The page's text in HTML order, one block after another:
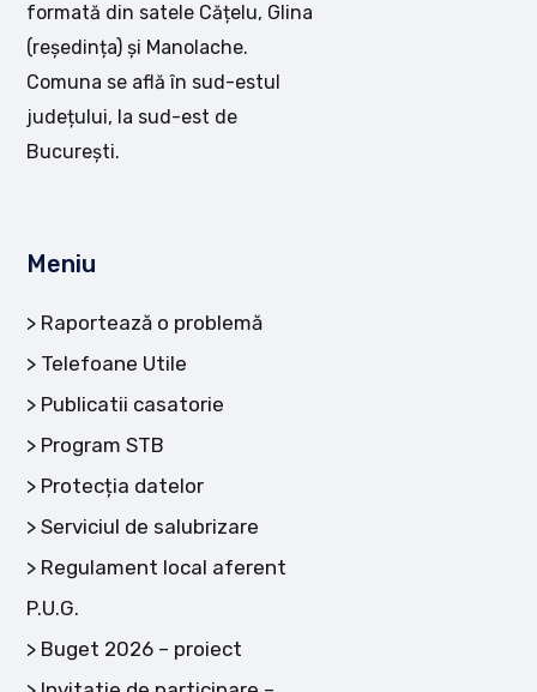
formată din satele Cățelu, Glina
(reședința) și Manolache.
Comuna se află în sud-estul
județului, la sud-est de
București.
Meniu
Raportează o problemă
Telefoane Utile
Publicatii casatorie
Program STB
Protecția datelor
Serviciul de salubrizare
Regulament local aferent
P.U.G.
Buget 2026 – proiect